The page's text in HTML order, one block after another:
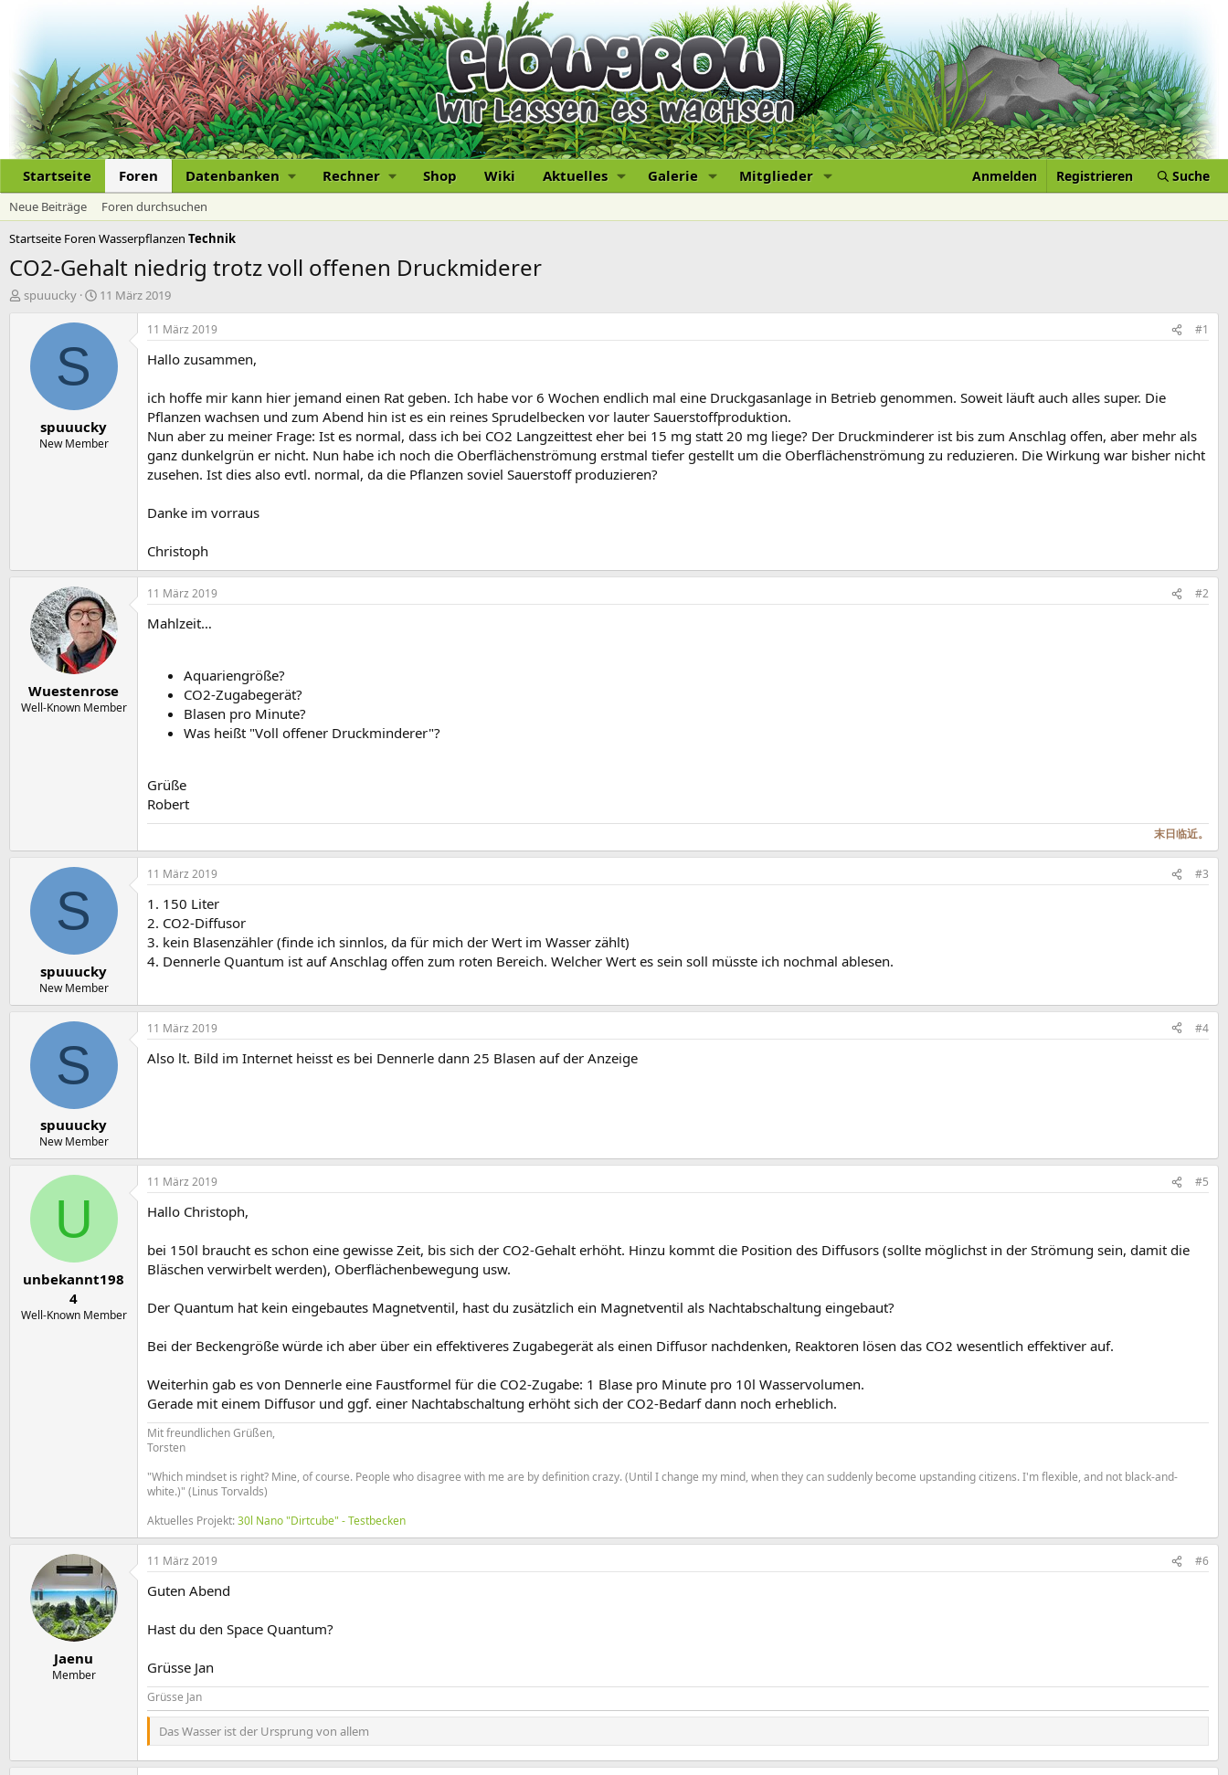
Startseite Foren Datenbanken Rechner Shop Wiki Aktuelles Galerie Mitglieder Anmelden Registrieren Suche
Neue Beiträge
Foren durchsuchen
Startseite Foren Wasserpflanzen Technik
CO2-Gehalt niedrig trotz voll offenen Druckmiderer
E
spuuucky
E
s
a
m
11 März 2019
S
spuuucky
New Member
11 März 2019 #1
Hallo zusammen,
ich hoffe mir kann hier jemand einen Rat geben. Ich habe vor 6 Wochen endlich mal eine Druckgasanlage in Betrieb genommen. Soweit läuft auch alles super. Die
Pflanzen wachsen und zum Abend hin ist es ein reines Sprudelbecken vor lauter Sauerstoffproduktion.
Nun aber zu meiner Frage: Ist es normal, dass ich bei CO2 Langzeittest eher bei 15 mg statt 20 mg liege? Der Druckminderer ist bis zum Anschlag offen, aber mehr als
ganz dunkelgrün er nicht. Nun habe ich noch die Oberflächenströmung erstmal tiefer gestellt um die Oberflächenströmung zu reduzieren. Die Wirkung war bisher nicht
zusehen. Ist dies also evtl. normal, da die Pflanzen soviel Sauerstoff produzieren?
Danke im vorraus
Christoph
Wuestenrose
Well-Known Member
11 März 2019 #2
Mahlzeit…
Aquariengröße?
CO2-Zugabegerät?
Blasen pro Minute?
Was heißt "Voll offener Druckminderer"?
Grüße
Robert
末日临近。
S
spuuucky
New Member
11 März 2019 #3
1. 150 Liter
2. CO2-Diffusor
3. kein Blasenzähler (finde ich sinnlos, da für mich der Wert im Wasser zählt)
4. Dennerle Quantum ist auf Anschlag offen zum roten Bereich. Welcher Wert es sein soll müsste ich nochmal ablesen.
S
spuuucky
New Member
11 März 2019 #4
Also lt. Bild im Internet heisst es bei Dennerle dann 25 Blasen auf der Anzeige
U
unbekannt198
4
Well-Known Member
11 März 2019 #5
Hallo Christoph,
bei 150l braucht es schon eine gewisse Zeit, bis sich der CO2-Gehalt erhöht. Hinzu kommt die Position des Diffusors (sollte möglichst in der Strömung sein, damit die
Bläschen verwirbelt werden), Oberflächenbewegung usw.
Der Quantum hat kein eingebautes Magnetventil, hast du zusätzlich ein Magnetventil als Nachtabschaltung eingebaut?
Bei der Beckengröße würde ich aber über ein effektiveres Zugabegerät als einen Diffusor nachdenken, Reaktoren lösen das CO2 wesentlich effektiver auf.
Weiterhin gab es von Dennerle eine Faustformel für die CO2-Zugabe: 1 Blase pro Minute pro 10l Wasservolumen.
Gerade mit einem Diffusor und ggf. einer Nachtabschaltung erhöht sich der CO2-Bedarf dann noch erheblich.
Mit freundlichen Grüßen,
Torsten
"Which mindset is right? Mine, of course. People who disagree with me are by definition crazy. (Until I change my mind, when they can suddenly become upstanding citizens. I'm flexible, and not black-and-
white.)" (Linus Torvalds)
Aktuelles Projekt:30l Nano "Dirtcube" - Testbecken
Jaenu
Member
11 März 2019 #6
Guten Abend
Hast du den Space Quantum?
Grüsse Jan
Grüsse Jan
Das Wasser ist der Ursprung von allem